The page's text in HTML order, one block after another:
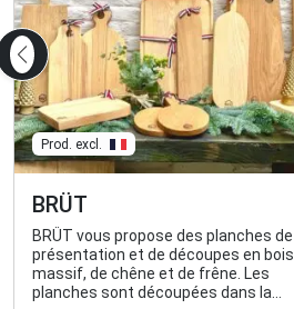
Prod. excl.
BRÜT
BRÜT vous propose des planches de
présentation et de découpes en bois
massif, de chêne et de frêne. Les
planches sont découpées dans la